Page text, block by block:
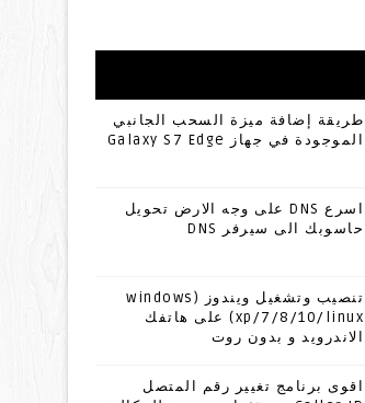
طريقة إضافة ميزة السحب الجانبي
الموجودة في جهاز Galaxy S7 Edge
اسرع DNS على وجه الارض تحويل
حاسوبك الى سيرفر DNS
تنصيب وتشغيل ويندوز (windows
xp/7/8/10/linux) على هاتفك
الاندرويد و بدون روت
اقوى برنامج تغيير رقم المتصل